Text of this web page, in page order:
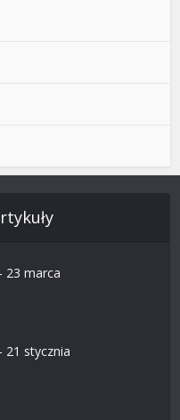
23 marca
21 stycznia